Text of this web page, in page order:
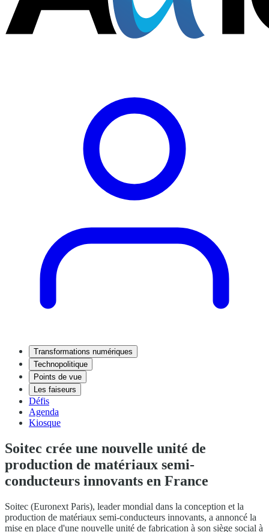
Transformations numériques
Technopolitique
Points de vue
Les faiseurs
Défis
Agenda
Kiosque
Soitec crée une nouvelle unité de
production de matériaux semi-
conducteurs innovants en France
Soitec (Euronext Paris), leader mondial dans la conception et la
production de matériaux semi-conducteurs innovants, a annoncé la
mise en place d'une nouvelle unité de fabrication à son siège social à